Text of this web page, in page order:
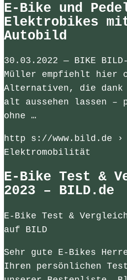
E-Bike und
Elektrobikes
Autobild
30.03.2022 — BIKE
Müller empfiehlt hier
Alternativen, die dank
alt aussehen lassen –
ohne …
http s://www.bild.de
Elektromobilität
E-Bike Test &
2023 – BILD.de
E-Bike Test &
auf BILD
Sehr gute E-Bikes
Ihren persönlichen